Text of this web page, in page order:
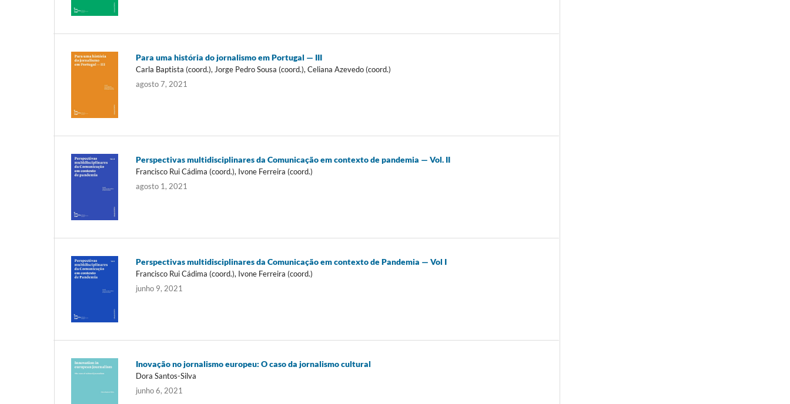
Para uma história do jornalismo em Portugal — III
Carla Baptista (coord.), Jorge Pedro Sousa (coord.), Celiana Azevedo (coord.)
agosto 7, 2021
Perspectivas multidisciplinares da Comunicação em contexto de pandemia — Vol. II
Francisco Rui Cádima (coord.), Ivone Ferreira (coord.)
agosto 1, 2021
Perspectivas multidisciplinares da Comunicação em contexto de Pandemia — Vol I
Francisco Rui Cádima (coord.), Ivone Ferreira (coord.)
junho 9, 2021
Inovação no jornalismo europeu: O caso da jornalismo cultural
Dora Santos-Silva
junho 6, 2021